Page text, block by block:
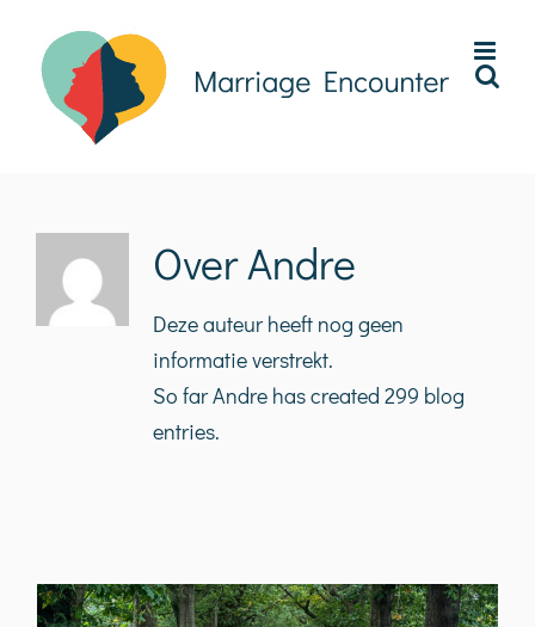
inhoud
OverAndre
Deze auteur heeft nog geen
informatie verstrekt.
So far Andre has created 299 blog
entries.